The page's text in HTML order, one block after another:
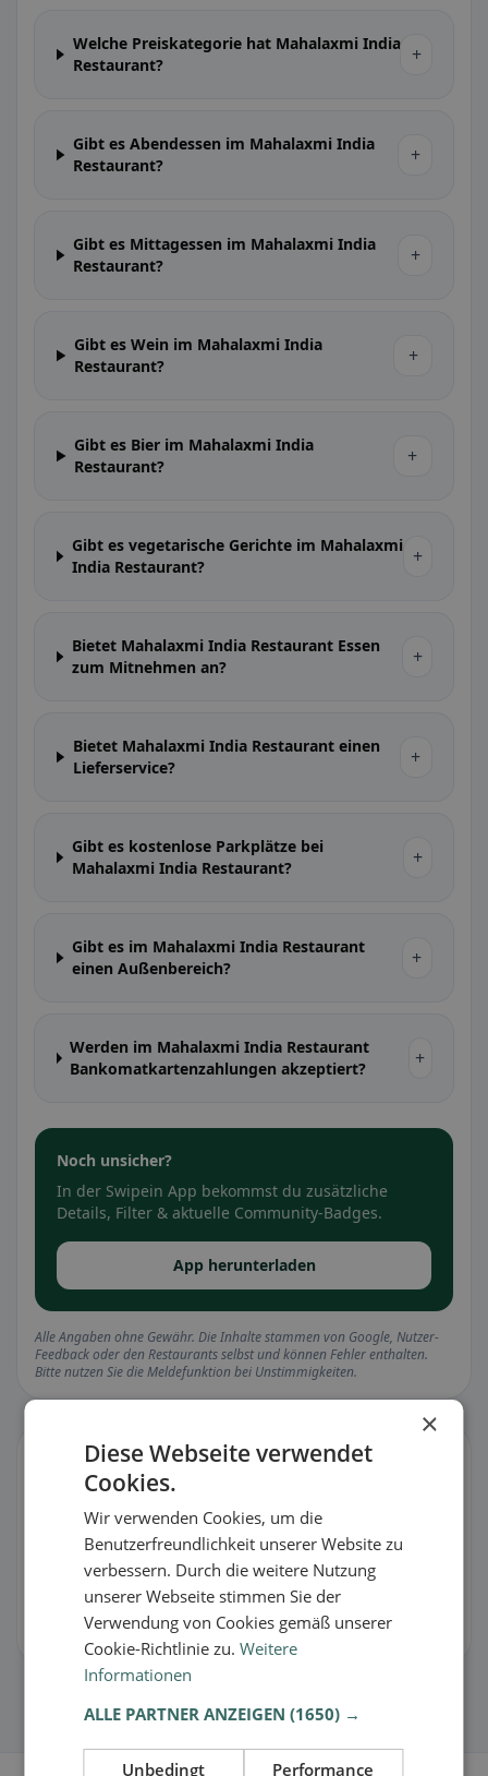
Welche Preiskategorie hat Mahalaxmi India
Restaurant?
+
Gibt es Abendessen im Mahalaxmi India
Restaurant?
+
Gibt es Mittagessen im Mahalaxmi India
Restaurant?
+
Gibt es Wein im Mahalaxmi India
Restaurant?
+
Gibt es Bier im Mahalaxmi India
Restaurant?
+
Gibt es vegetarische Gerichte im Mahalaxmi
India Restaurant?
+
Bietet Mahalaxmi India Restaurant Essen
zum Mitnehmen an?
+
Bietet Mahalaxmi India Restaurant einen
Lieferservice?
+
Gibt es kostenlose Parkplätze bei
Mahalaxmi India Restaurant?
+
Gibt es im Mahalaxmi India Restaurant
einen Außenbereich?
+
Werden im Mahalaxmi India Restaurant
Bankomatkartenzahlungen akzeptiert?
+
Noch unsicher?
In der Swipein App bekommst du zusätzliche
Details, Filter & aktuelle Community-Badges.
App herunterladen
Alle Angaben ohne Gewähr. Die Inhalte stammen von Google, Nutzer-
Feedback oder den Restaurants selbst und können Fehler enthalten.
Bitte nutzen Sie die Meldefunktion bei Unstimmigkeiten.
Eintrag verwalten
Stimmt etwas nicht oder bist du der Besitzer?
🐛 Fehler melden
🏪 Eintrag kostenlos übernehmen
Damit kannst du Öffnungszeiten, Speisekarte & Infos pflegen.
×
Diese Webseite verwendet
Cookies.
Wir verwenden Cookies, um die
Benutzerfreundlichkeit unserer Website zu
verbessern. Durch die weitere Nutzung
unserer Webseite stimmen Sie der
Verwendung von Cookies gemäß unserer
Cookie-Richtlinie zu.Weitere
Informationen
ALLE PARTNER ANZEIGEN(1650) →
Unbedingt Performance